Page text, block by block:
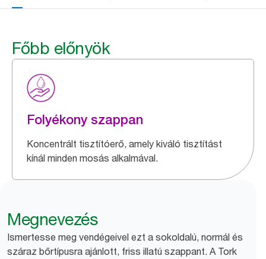
Főbb előnyök
Folyékony szappan
Koncentrált tisztítóerő, amely kiváló tisztítást
kínál minden mosás alkalmával.
Megnevezés
Ismertesse meg vendégeivel ezt a sokoldalú, normál és
száraz bőrtípusra ajánlott, friss illatú szappant. A Tork